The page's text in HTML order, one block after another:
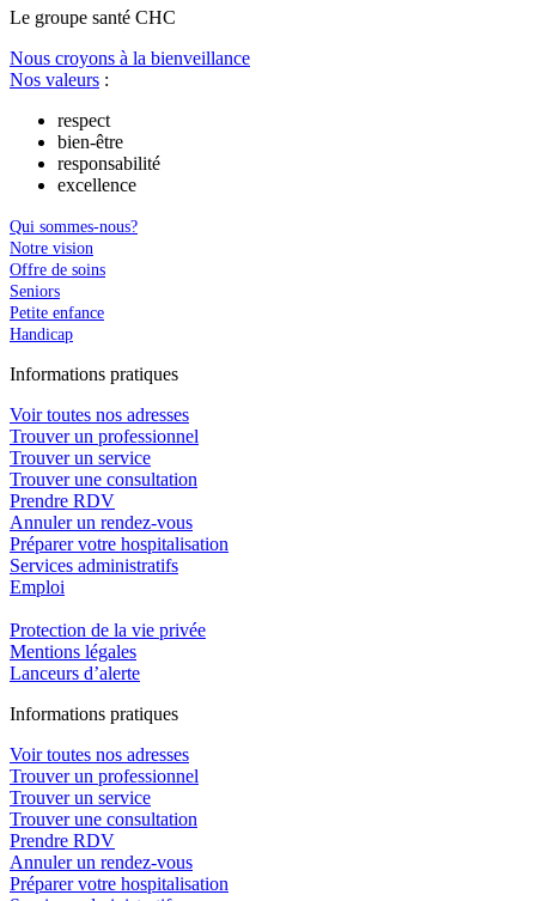
Le groupe santé CHC
Nous croyons à la bienveillance
Nos valeurs :
respect
bien-être
responsabilité
excellence
Qui sommes-nous?
Notre vision
Offre de soins
Seniors
Petite enfance
Handicap
Informations pratiques
Voir toutes nos adresses
Trouver un professionnel
Trouver un service
Trouver une consultation
Prendre RDV
Annuler un rendez-vous
Préparer votre hospitalisation
Services administratifs
Emploi​
Protection de la vie privée
Mentions légales
Lanceurs d’alerte
Informations pratiques
Voir toutes nos adresses
Trouver un professionnel
Trouver un service
Trouver une consultation
Prendre RDV
Annuler un rendez-vous
Préparer votre hospitalisation